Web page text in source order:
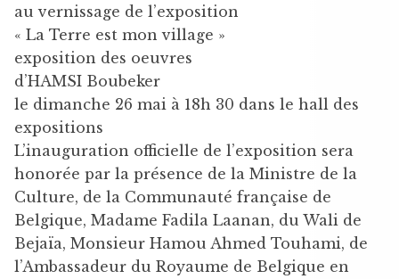
au vernissage de l’exposition
« La Terre est mon village »
exposition des oeuvres
d’HAMSI Boubeker
le dimanche 26 mai à 18h 30 dans le hall des
expositions
L’inauguration officielle de l’exposition sera
honorée par la présence de la Ministre de la
Culture, de la Communauté française de
Belgique, Madame Fadila Laanan, du Wali de
Bejaïa, Monsieur Hamou Ahmed Touhami, de
l’Ambassadeur du Royaume de Belgique en